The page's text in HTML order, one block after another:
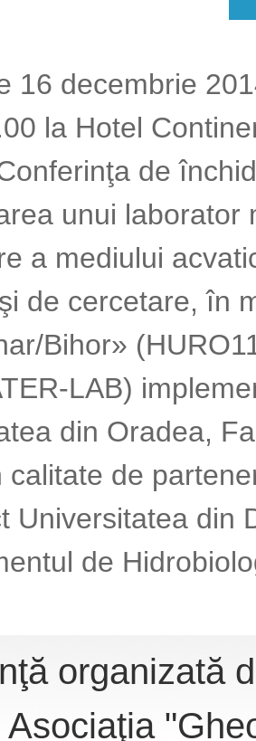
16 decembrie
la Hotel
de
unui laborator
a mediului
de cercetare, în
Bihor»
LAB)
din Oradea,
calitate de
Universitatea din
de
organizată
Asociaţia